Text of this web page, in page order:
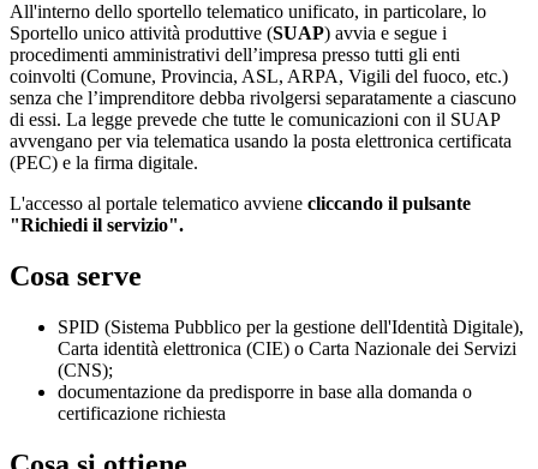
All'interno dello sportello telematico unificato, in particolare, lo
Sportello unico attività produttive (SUAP) avvia e segue i
procedimenti amministrativi dell’impresa presso tutti gli enti
coinvolti (Comune, Provincia, ASL, ARPA, Vigili del fuoco, etc.)
senza che l’imprenditore debba rivolgersi separatamente a ciascuno
di essi. La legge prevede che tutte le comunicazioni con il SUAP
avvengano per via telematica usando la posta elettronica certificata
(PEC) e la firma digitale.
L'accesso al portale telematico avviene cliccando il pulsante
"Richiedi il servizio".
Cosa serve
SPID (Sistema Pubblico per la gestione dell'Identità Digitale),
Carta identità elettronica (CIE) o Carta Nazionale dei Servizi
(CNS);
documentazione da predisporre in base alla domanda o
certificazione richiesta